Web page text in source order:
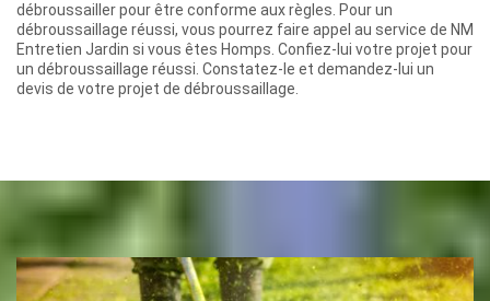
débroussailler pour être conforme aux règles. Pour un
débroussaillage réussi, vous pourrez faire appel au service de NM
Entretien Jardin si vous êtes Homps. Confiez-lui votre projet pour
un débroussaillage réussi. Constatez-le et demandez-lui un
devis de votre projet de débroussaillage.